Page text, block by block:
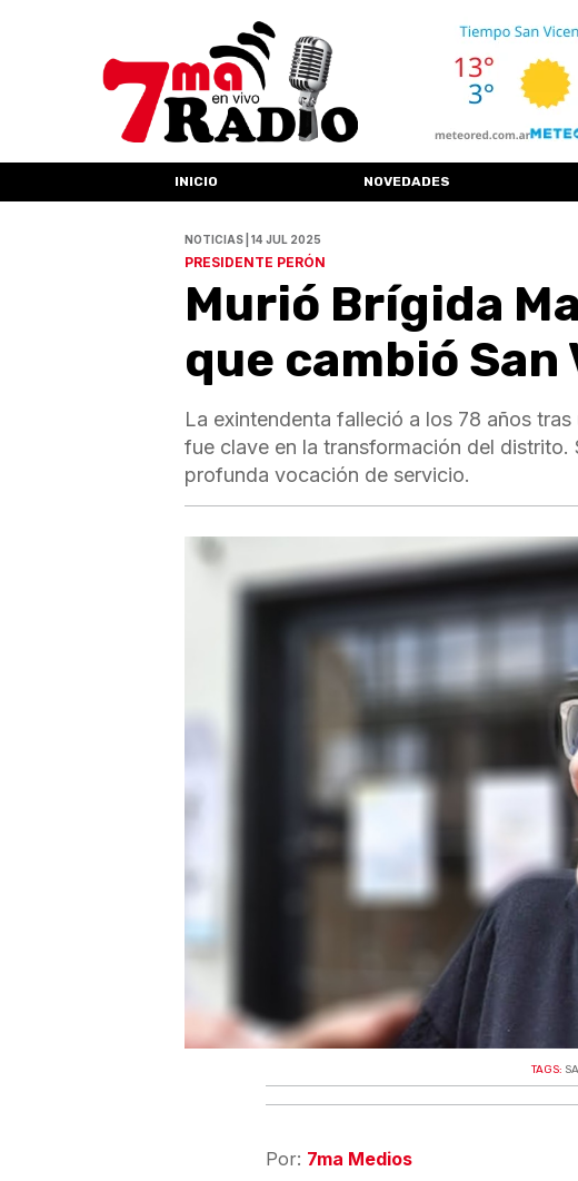
INICIO NOVEDADES
NOTICIAS | 14 JUL 2025
PRESIDENTE PERÓN
Murió Brígida
que cambió
La exintendenta falleció a los 78 años
fue clave en la transformación del
profunda vocación de servicio.
TAGS:
Por: 7ma Medios